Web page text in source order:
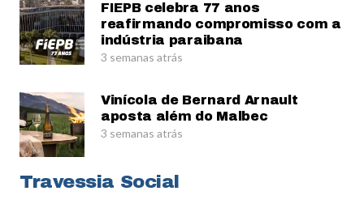
FIEPB celebra 77 anos
reafirmando compromisso com a
indústria paraibana
3 semanas atrás
Vinícola de Bernard Arnault
aposta além do Malbec
3 semanas atrás
Travessia Social